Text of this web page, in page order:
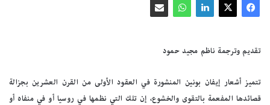
تقديم وترجمة ناظم مجيد حمود
تتميز أشعار إيفان بونين المنشورة في العقود الأولى من القرن العشرين بجزالة
قصائدها المفعمة بالتقوى والخشوع، إن تلك التي نظمها في روسيا أو في منفاه أو